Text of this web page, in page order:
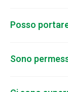
Posso
Sono